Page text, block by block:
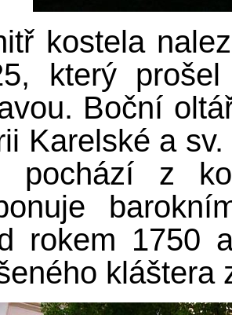
kostela
který
Boční
Karelské a
pochází z
rokem 1750
kláštera